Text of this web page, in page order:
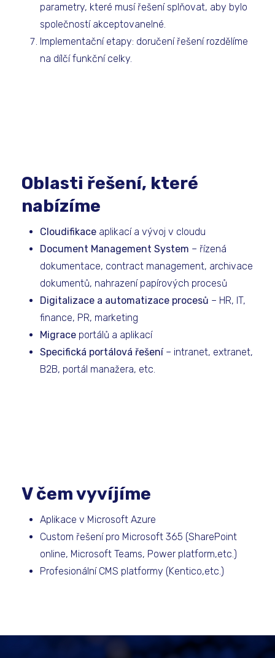
parametry, které musí řešení splňovat, aby bylo
společností akceptovanelné.
Implementační etapy: doručení řešení rozdělíme
na dílčí funkční celky.
Oblasti řešení, které
nabízíme
Cloudifikace aplikací a vývoj v cloudu
Document Management System – řízená
dokumentace, contract management, archivace
dokumentů, nahrazení papírových procesů
Digitalizace a automatizace procesů – HR, IT,
finance, PR, marketing
Migrace portálů a aplikací
Specifická portálová řešení– intranet, extranet,
B2B, portál manažera, etc.
V čem vyvíjíme
Aplikace v Microsoft Azure
Custom řešení pro Microsoft 365 (SharePoint
online, Microsoft Teams, Power platform,etc.)
Profesionální CMS platformy (Kentico,etc.)